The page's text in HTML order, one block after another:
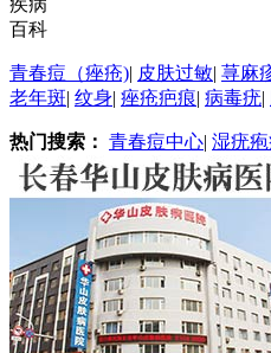
疾病
百科
青春痘（痤疮)| 皮肤过敏| 荨麻
老年斑| 纹身| 痤疮疤痕| 病毒疣|
热门搜索： 青春痘中心| 湿疣